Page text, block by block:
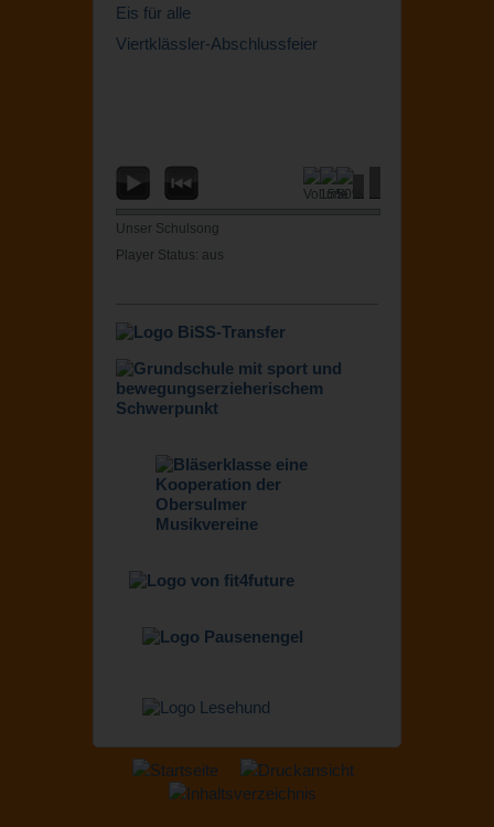
Eis für alle
Viertklässler-Abschlussfeier
Unser Schulsong
Player Status: aus